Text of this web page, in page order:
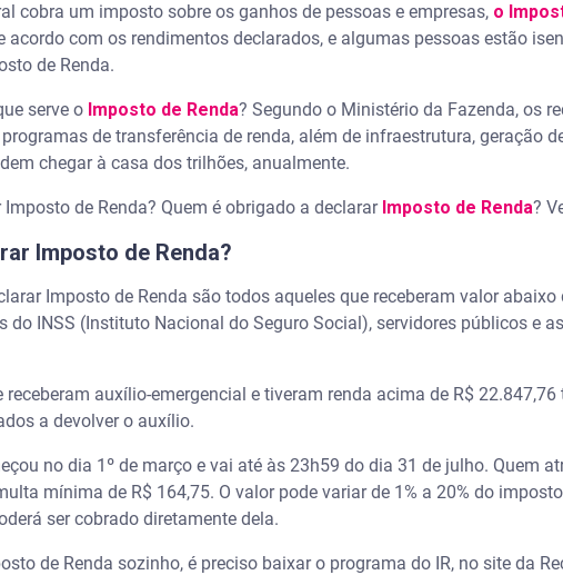
cobra um imposto sobre os ganhos de pessoas e empresas, o
acordo com os rendimentos declarados, e algumas pessoas estão
de Renda.
serve o Imposto de Renda? Segundo o Ministério da Fazenda, os
de transferência de renda, além de infraestrutura, geração
chegar à casa dos trilhões, anualmente.
de Renda? Quem é obrigado a declarar Imposto de Renda?
Imposto de Renda?
Imposto de Renda são todos aqueles que receberam valor abaixo
do INSS (Instituto Nacional do Seguro Social), servidores públicos e
auxílio-emergencial e tiveram renda acima de R$
a devolver o auxílio.
no dia 1º de março e vai até às 23h59 do dia 31 de julho. Quem
mínima de R$ 164,75. O valor pode variar de 1% a 20% do
ser cobrado diretamente dela.
de Renda sozinho, é preciso baixar o programa do IR, no site da